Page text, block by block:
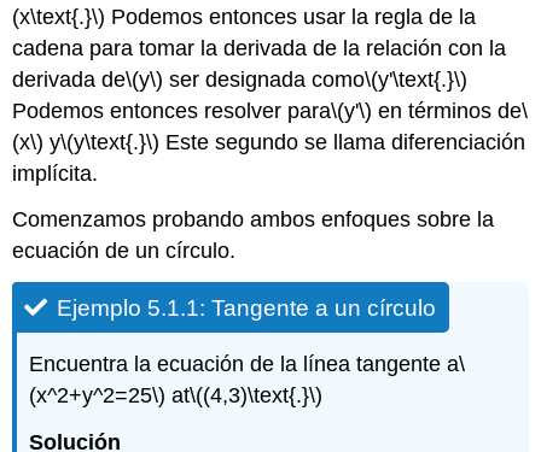
usando
CAS
Resumen
Problemas
de
diferenciación
Ejercicio
1:
Ejercicio
2:
Ejercicio
3:
Ejercicio
4:
Ejercicio
(x\text{.}\) Podemos entonces usar la regla de la
cadena para tomar la derivada de la relación con la
derivada de\(y\) ser designada como\(y'\text{.}\)
Podemos entonces resolver para\(y'\) en términos de\
(x\) y\(y\text{.}\) Este segundo se llama diferenciación
implícita.
Comenzamos probando ambos enfoques sobre la
ecuación de un círculo.
Ejemplo 5.1.1: Tangente a un círculo
Encuentra la ecuación de la línea tangente a\
(x^2+y^2=25\) at\((4,3)\text{.}\)
Solución